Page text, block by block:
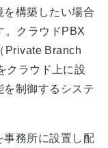
を構築したい場合
。クラウドPBX
Private Branch
クラウド上に設
を制御するシステ
事務所に設置し配